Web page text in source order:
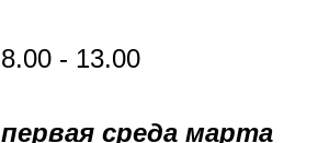
8.00 - 13.00
первая среда марта